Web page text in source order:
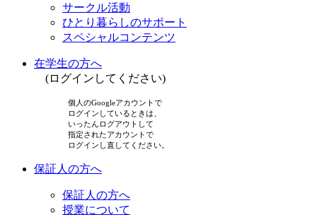
サークル活動
ひとり暮らしのサポート
スペシャルコンテンツ
在学生の方へ
(ログインしてください)
個人のGoogleアカウントで
ログインしているときは、
いったんログアウトして
指定されたアカウントで
ログインし直してください。
保証人の方へ
保証人の方へ
授業について